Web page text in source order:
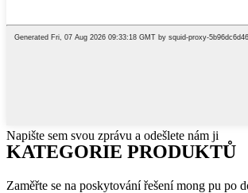
Napište sem svou zprávu a odešlete nám ji
KATEGORIE PRODUKTŮ
Zaměřte se na poskytování řešení mong pu po